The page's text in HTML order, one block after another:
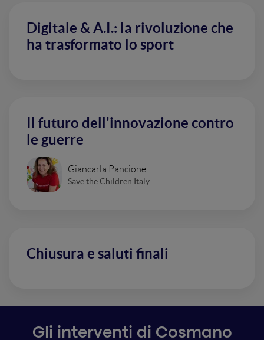
Digitale & A.I.: la rivoluzione che
ha trasformato lo sport
Il futuro dell'innovazione contro
le guerre
Giancarla Pancione
Save the Children Italy
Chiusura e saluti finali
Gli interventi di Cosmano